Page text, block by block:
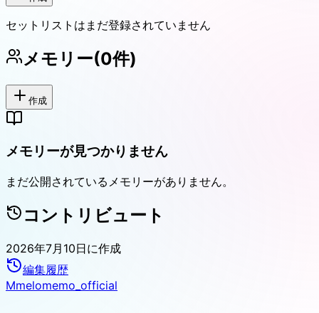
セットリストはまだ登録されていません
メモリー(0件)
作成
メモリーが見つかりません
まだ公開されているメモリーがありません。
コントリビュート
2026年7月10日に作成
編集履歴
Mmelomemo_official